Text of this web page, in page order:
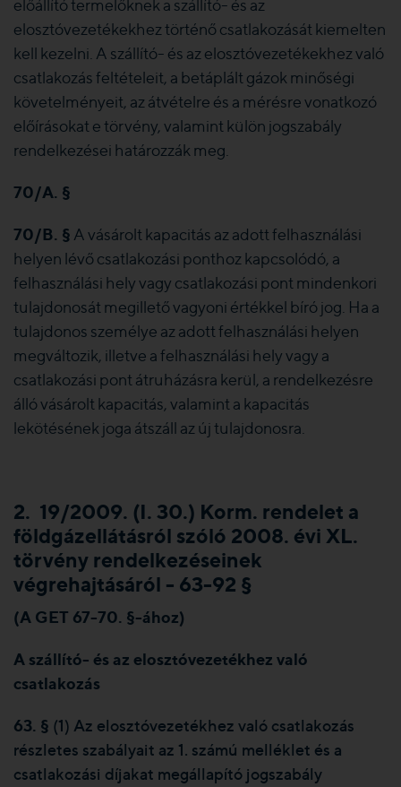
előállító termelőknek a szállító- és az
elosztóvezetékekhez történő csatlakozását kiemelten
kell kezelni. A szállító- és az elosztóvezetékekhez való
csatlakozás feltételeit, a betáplált gázok minőségi
követelményeit, az átvételre és a mérésre vonatkozó
előírásokat e törvény, valamint külön jogszabály
rendelkezései határozzák meg.
70/A. §
70/B. § A vásárolt kapacitás az adott felhasználási
helyen lévő csatlakozási ponthoz kapcsolódó, a
felhasználási hely vagy csatlakozási pont mindenkori
tulajdonosát megillető vagyoni értékkel bíró jog. Ha a
tulajdonos személye az adott felhasználási helyen
megváltozik, illetve a felhasználási hely vagy a
csatlakozási pont átruházásra kerül, a rendelkezésre
álló vásárolt kapacitás, valamint a kapacitás
lekötésének joga átszáll az új tulajdonosra.
2. 19/2009. (I. 30.) Korm. rendelet a
földgázellátásról szóló 2008. évi XL.
törvény rendelkezéseinek
végrehajtásáról - 63-92 §
(A GET 67-70. §-ához)
A szállító- és az elosztóvezetékhez való
csatlakozás
63. § (1) Az elosztóvezetékhez való csatlakozás
részletes szabályait az 1. számú melléklet és a
csatlakozási díjakat megállapító jogszabály